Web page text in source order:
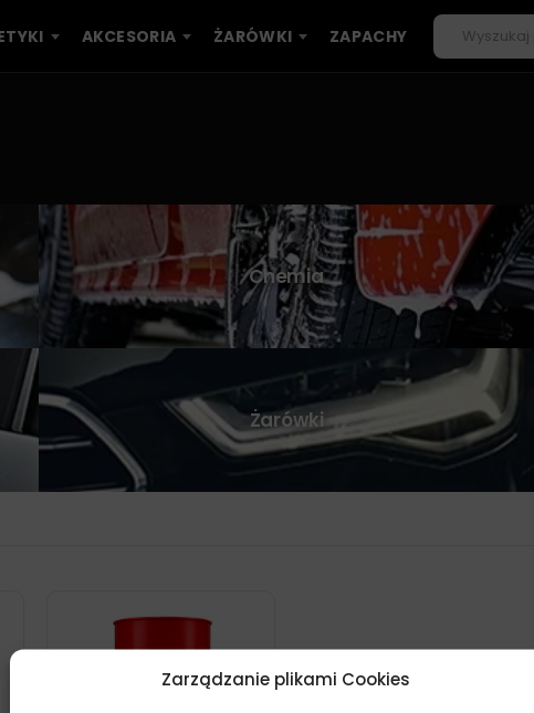
Zarządzanie plikami Cookies
AKCESORIA ŻARÓWKI ZAPACHY
Chemia
Żarówki